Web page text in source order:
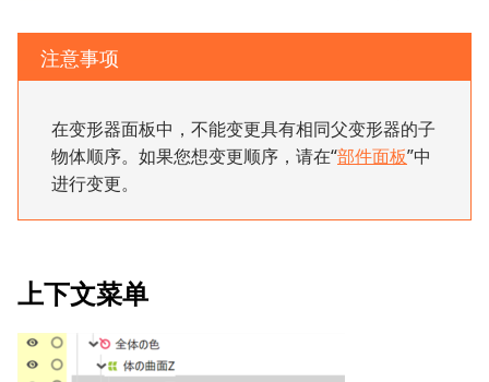
注意事项
在变形器面板中，不能变更具有相同父变形器的子
物体顺序。如果您想变更顺序，请在“部件面板”中
进行变更。
上下文菜单